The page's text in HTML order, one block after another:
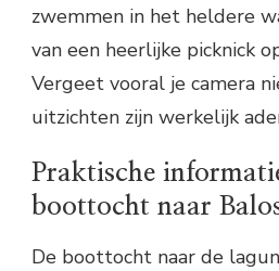
zwemmen in het heldere
van een heerlijke picknick
Vergeet vooral je camera
uitzichten zijn werkelijk
Praktische
boottocht naar
De boottocht naar de